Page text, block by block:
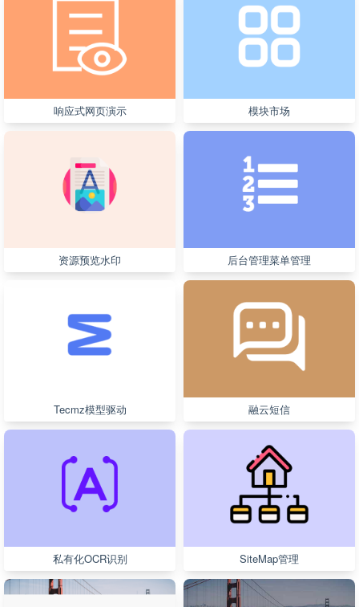
响应式网页演示 模块市场
资源预览水印 后台管理菜单管理
Tecmz模型驱动 融云短信
私有化OCR识别 SiteMap管理